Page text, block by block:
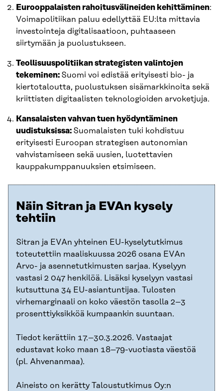
Eurooppalaisten rahoitusvälineiden kehittäminen:
Voimapolitiikan paluu edellyttää EU:lta mittavia
investointeja digitalisaatioon, puhtaaseen
siirtymään ja puolustukseen.
Teollisuuspolitiikan strategisten valintojen
tekeminen: Suomi voi edistää erityisesti bio- ja
kiertotaloutta, puolustuksen sisämarkkinoita sekä
kriittisten digitaalisten teknologioiden arvoketjuja.
Kansalaisten vahvan tuen hyödyntäminen
uudistuksissa: Suomalaisten tuki kohdistuu
erityisesti Euroopan strategisen autonomian
vahvistamiseen sekä uusien, luotettavien
kauppakumppanuuksien etsimiseen.
Näin Sitran ja EVAn kysely
tehtiin
Sitran ja EVAn yhteinen EU-kyselytutkimus
toteutettiin maaliskuussa 2026 osana EVAn
Arvo- ja asennetutkimusten sarjaa. Kyselyyn
vastasi 2 047 henkilöä. Lisäksi kyselyyn vastasi
kutsuttuna 34 EU-asiantuntijaa. Tulosten
virhemarginaali on koko väestön tasolla 2–3
prosenttiyksikköä kumpaankin suuntaan.
Tiedot kerättiin 17.–30.3.2026. Vastaajat
edustavat koko maan 18–79-vuotiasta väestöä
(pl. Ahvenanmaa).
Aineisto on kerätty Taloustutkimus Oy:n